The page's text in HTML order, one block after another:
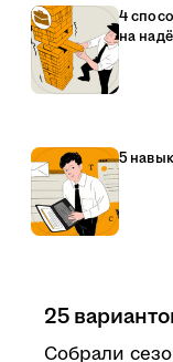
4
на
5
25
Собрали